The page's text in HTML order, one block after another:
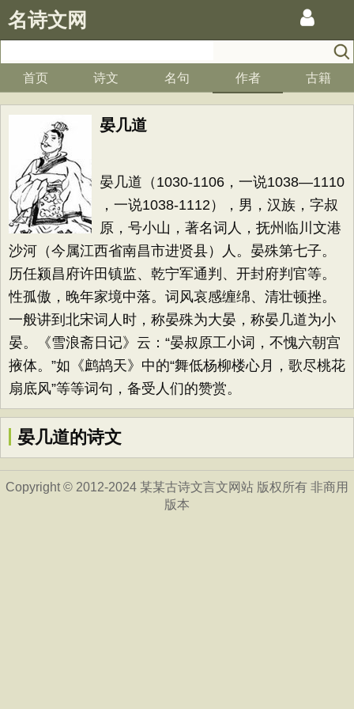
名诗文网
首页 诗文 名句 作者 古籍
晏几道
晏几道（1030-1106，一说1038—1110
，一说1038-1112），男，汉族，字叔
原，号小山，著名词人，抚州临川文港
沙河（今属江西省南昌市进贤县）人。晏殊第七子。
历任颍昌府许田镇监、乾宁军通判、开封府判官等。
性孤傲，晚年家境中落。词风哀感缠绵、清壮顿挫。
一般讲到北宋词人时，称晏殊为大晏，称晏几道为小
晏。《雪浪斋日记》云：“晏叔原工小词，不愧六朝宫
掖体。”如《鹧鸪天》中的“舞低杨柳楼心月，歌尽桃花
扇底风”等等词句，备受人们的赞赏。
晏几道的诗文
Copyright © 2012-2024 某某古诗文言文网站 版权所有 非商用
版本